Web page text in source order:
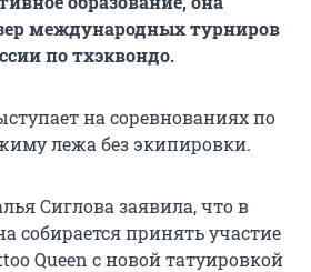
международных турниров
по тхэквондо.
на соревнованиях по
лежа без экипировки.
Сиглова заявила, что в
собирается принять участие
Queen с новой татуировкой